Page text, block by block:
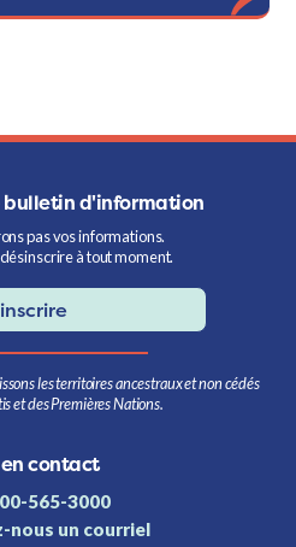
bulletin d'information
pas vos informations.
à tout moment.
les territoires ancestraux et non cédés
et des Premières Nations.
contact
565-3000
nous un courriel